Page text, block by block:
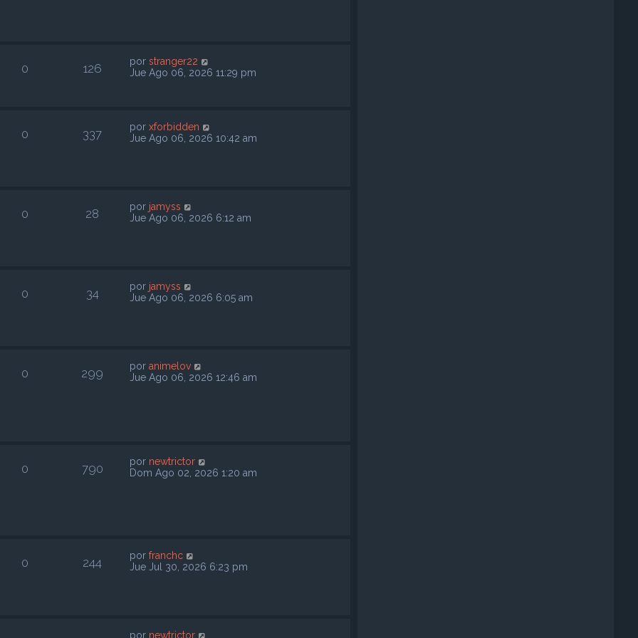
0 126 porstranger22
Jue Ago 06, 2026 11:29 pm
0 337 porxforbidden
Jue Ago 06, 2026 10:42 am
0 28 por jamyss
Jue Ago 06, 2026 6:12 am
0 34 por jamyss
Jue Ago 06, 2026 6:05 am
0 299 poranimelov
Jue Ago 06, 2026 12:46 am
0 790 por newtrictor
Dom Ago 02, 2026 1:20 am
0 244 porfranchc
Jue Jul 30, 2026 6:23 pm
por newtrictor